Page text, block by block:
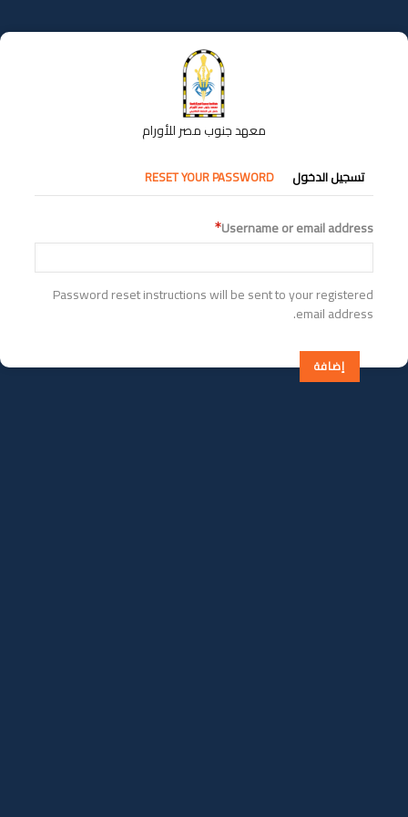
إلى
المحتوى
معهد جنوب مصر للأورام
التبويبات
الأساسية
تسجيل الدخول RESET YOUR PASSWORD
Username or email address
Password reset instructions will be sent to your registered
email address.